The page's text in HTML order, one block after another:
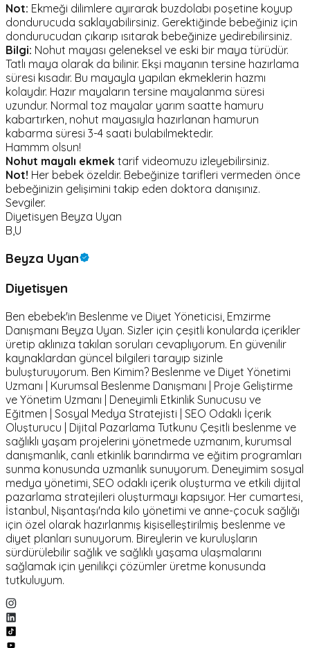
Not: Ekmeği dilimlere ayırarak buzdolabı poşetine koyup
dondurucuda saklayabilirsiniz. Gerektiğinde bebeğiniz için
dondurucudan çıkarıp ısıtarak bebeğinize yedirebilirsiniz.
Bilgi: Nohut mayası geleneksel ve eski bir maya türüdür.
Tatlı maya olarak da bilinir. Ekşi mayanın tersine hazırlama
süresi kısadır. Bu mayayla yapılan ekmeklerin hazmı
kolaydır. Hazır mayaların tersine mayalanma süresi
uzundur. Normal toz mayalar yarım saatte hamuru
kabartırken, nohut mayasıyla hazırlanan hamurun
kabarma süresi 3-4 saati bulabilmektedir.
Hammm olsun!
Nohut mayalı ekmek tarif videomuzu izleyebilirsiniz.
Not! Her bebek özeldir. Bebeğinize tarifleri vermeden önce
bebeğinizin gelişimini takip eden doktora danışınız.
Sevgiler.
Diyetisyen Beyza Uyan
B,U
Beyza Uyan
Diyetisyen
Ben ebebek'in Beslenme ve Diyet Yöneticisi, Emzirme
Danışmanı Beyza Uyan. Sizler için çeşitli konularda içerikler
üretip aklınıza takılan soruları cevaplıyorum. En güvenilir
kaynaklardan güncel bilgileri tarayıp sizinle
buluşturuyorum. Ben Kimim? Beslenme ve Diyet Yönetimi
Uzmanı | Kurumsal Beslenme Danışmanı | Proje Geliştirme
ve Yönetim Uzmanı | Deneyimli Etkinlik Sunucusu ve
Eğitmen | Sosyal Medya Stratejisti | SEO Odaklı İçerik
Oluşturucu | Dijital Pazarlama Tutkunu Çeşitli beslenme ve
sağlıklı yaşam projelerini yönetmede uzmanım, kurumsal
danışmanlık, canlı etkinlik barındırma ve eğitim programları
sunma konusunda uzmanlık sunuyorum. Deneyimim sosyal
medya yönetimi, SEO odaklı içerik oluşturma ve etkili dijital
pazarlama stratejileri oluşturmayı kapsıyor. Her cumartesi,
İstanbul, Nişantaşı'nda kilo yönetimi ve anne-çocuk sağlığı
için özel olarak hazırlanmış kişiselleştirilmiş beslenme ve
diyet planları sunuyorum. Bireylerin ve kuruluşların
sürdürülebilir sağlık ve sağlıklı yaşama ulaşmalarını
sağlamak için yenilikçi çözümler üretme konusunda
tutkuluyum.